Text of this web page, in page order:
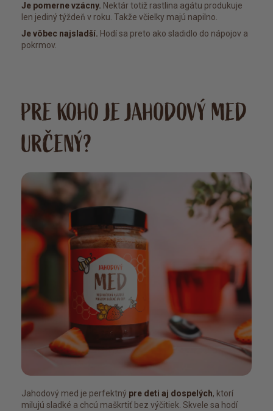
Je pomerne vzácny. Nektár totiž rastlina agátu produkuje
len jediný týždeň v roku. Takže včielky majú napilno.
Je vôbec najsladší. Hodí sa preto ako sladidlo do nápojov a
pokrmov.
PRE KOHO JE JAHODOVÝ MED
URČENÝ?
Jahodový med je perfektný pre deti aj dospelých, ktorí
milujú sladké a chcú maškrtiť bez výčitiek. Skvele sa hodí